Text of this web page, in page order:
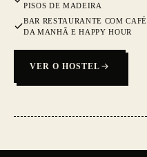
PISOS DE MADEIRA
BAR RESTAURANTE COM CAFÉ
DA MANHÃ E HAPPY HOUR
VER O HOSTEL